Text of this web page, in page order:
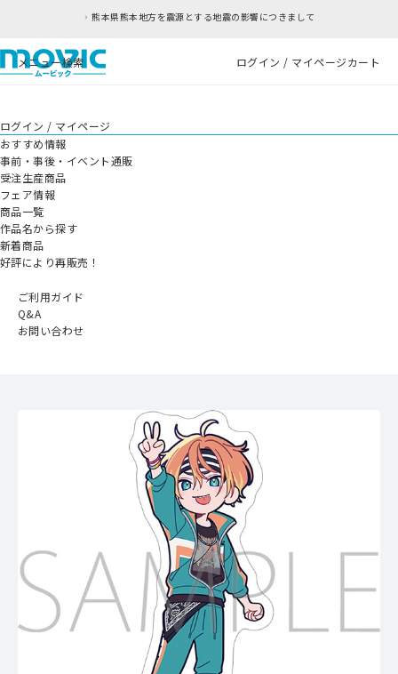
熊本県熊本地方を震源とする地震の影響につきまして
メニュー検索 ログイン / マイページカート
ログイン / マイページ
おすすめ情報
事前・事後・イベント通販
受注生産商品
フェア情報
商品一覧
作品名から探す
新着商品
好評により再販売！
ご利用ガイド
Q&A
お問い合わせ